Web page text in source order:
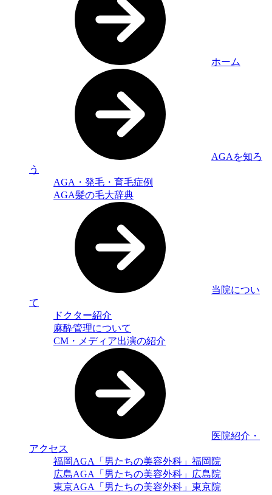
ホーム
AGAを知ろ
う
AGA・発毛・育毛症例
AGA髪の毛大辞典
当院につい
て
ドクター紹介
麻酔管理について
CM・メディア出演の紹介
医院紹介・
アクセス
福岡AGA「男たちの美容外科」福岡院
広島AGA「男たちの美容外科」広島院
東京AGA「男たちの美容外科」東京院